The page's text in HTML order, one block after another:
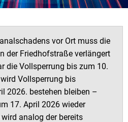
vor Ort muss die
der Friedhofstraße verlängert
die Vollsperrung bis zum 10.
Vollsperrung bis
2026. bestehen bleiben –
17. April 2026 wieder
analog der bereits